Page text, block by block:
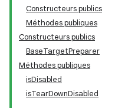
Constructeurs publics
Méthodes publiques
Constructeurs publics
BaseTargetPreparer
Méthodes publiques
isDisabled
isTearDownDisabled